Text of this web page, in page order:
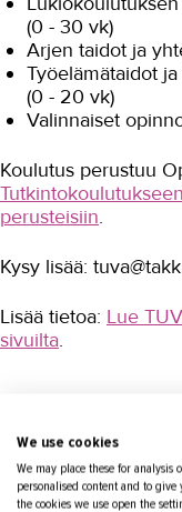
(0 - 30 vk)
Arjen taidot ja
Työelämätaidot
(0 - 20 vk)
Valinnaiset
Koulutus perustuu
perusteisiin.
Kysy lisää:
Lisää tietoa: Lue
sivuilta.
Tutkintokoulutukseen
We use cookies
We may place these for
personalised content and to
the cookies we use open the